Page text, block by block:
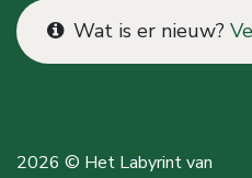
Wat is er nieuw?
2026 © Het Labyrint van